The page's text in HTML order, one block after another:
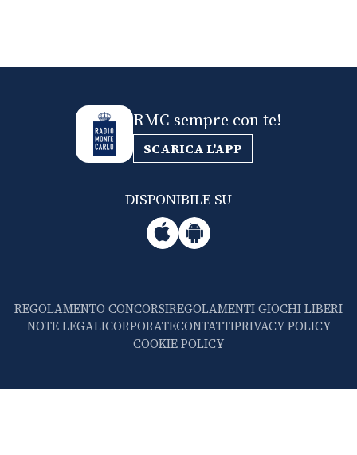
RMC sempre con te!
SCARICA L'APP
DISPONIBILE SU
REGOLAMENTO CONCORSIREGOLAMENTI GIOCHI LIBERI
NOTE LEGALICORPORATECONTATTIPRIVACY POLICY
COOKIE POLICY